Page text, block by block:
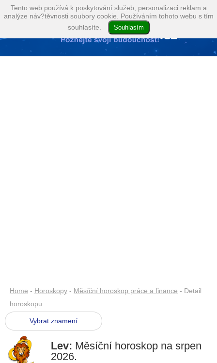
Home - Horoskopy - Měsíční horoskop práce a finance - Detail
horoskopu
Lev: Měsíční horoskop na srpen
2026.
Vybrat znamení
Tento web používá k poskytování služeb, personalizaci reklam a
analýze náv?těvnosti soubory cookie. Používáním tohoto webu s tím
souhlasíte.